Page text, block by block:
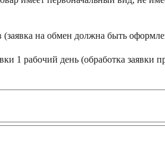
на обмен должна быть
1 рабочий день (обработка заявки